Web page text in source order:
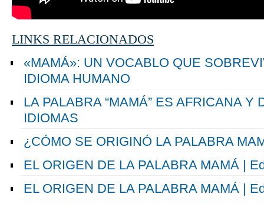
LINKS RELACIONADOS
«MAMÁ»: UN VOCABLO QUE
IDIOMA HUMANO
LA PALABRA “MAMÁ” ES AFRICANA Y
IDIOMAS
¿CÓMO SE ORIGINÓ LA PALABRA
EL ORIGEN DE LA PALABRA MAMÁ |
EL ORIGEN DE LA PALABRA MAMÁ |